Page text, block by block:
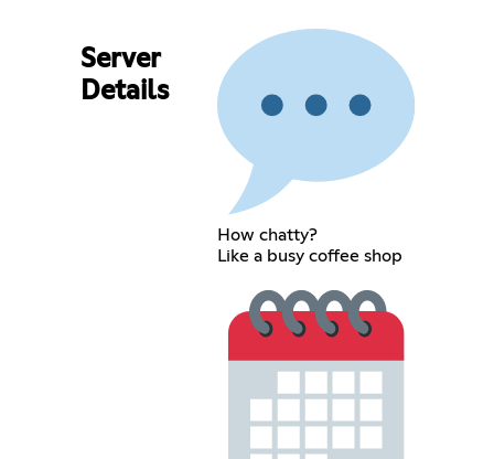
Server
Details
How chatty?
Like a busy coffee shop